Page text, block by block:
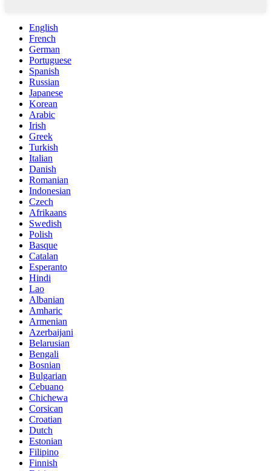
English
French
German
Portuguese
Spanish
Russian
Japanese
Korean
Arabic
Irish
Greek
Turkish
Italian
Danish
Romanian
Indonesian
Czech
Afrikaans
Swedish
Polish
Basque
Catalan
Esperanto
Hindi
Lao
Albanian
Amharic
Armenian
Azerbaijani
Belarusian
Bengali
Bosnian
Bulgarian
Cebuano
Chichewa
Corsican
Croatian
Dutch
Estonian
Filipino
Finnish